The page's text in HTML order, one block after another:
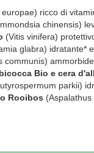
europae) ricco di
chinensis)
(Vitis vinifera)
glabra) idratante*
communis)
Bio e cera
parkii)
Rooibos